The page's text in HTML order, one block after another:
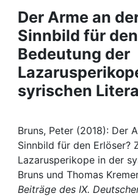
Projects
People
Institutions
My FIS
Help
Der Arme an
Sinnbild für
Bedeutung der
syrischen
Bruns, Peter (2018): Der
Sinnbild für den Erlöser?
Lazarusperikope in der
Bruns und Thomas
Beiträge des IX.